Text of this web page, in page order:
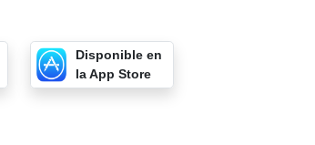
Disponible en
la App Store